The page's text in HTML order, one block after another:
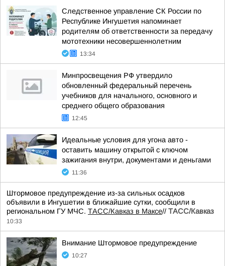
Следственное управление СК России по
Республике Ингушетия напоминает
родителям об ответственности за передачу
мототехники несовершеннолетним
13:34
Минпросвещения РФ утвердило
обновленный федеральный перечень
учебников для начального, основного и
среднего общего образования
12:45
Идеальные условия для угона авто -
оставить машину открытой с ключом
зажигания внутри, документами и деньгами
11:36
Штормовое предупреждение из-за сильных осадков
объявили в Ингушетии в ближайшие сутки, сообщили в
региональном ГУ МЧС. ТАСС/Кавказ в Максе// ТАСС/Кавказ
10:33
Внимание Штормовое предупреждение
10:27